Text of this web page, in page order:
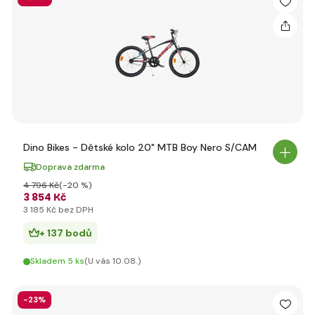
Dino Bikes
dostupnost a hravost, neboPukypro svou preciznost,
Dino Bikes - Dětské kolo 20" MTB Boy Nero S/CAM
Doprava zdarma
3 854 Kč
4 796 Kč(-20 %)
3 185 Kč bez DPH
+ 137 bodů
Skladem 5 ks(U vás 10.08.)
-23%